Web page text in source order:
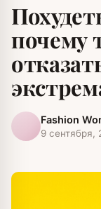
почему
Fashion
9 сентября,